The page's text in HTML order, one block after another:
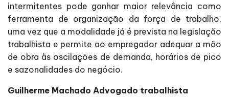
intermitentes pode ganhar maior relevância como
ferramenta de organização da força de trabalho,
uma vez que a modalidade já é prevista na legislação
trabalhista e permite ao empregador adequar a mão
de obra às oscilações de demanda, horários de pico
e sazonalidades do negócio.
Guilherme Machado Advogado trabalhista